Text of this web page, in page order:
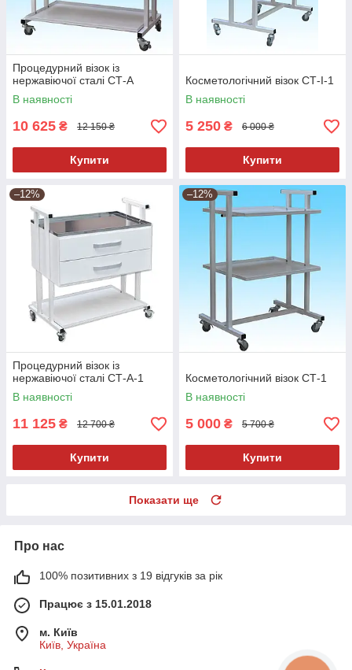
Процедурний візок із
нержавіючої сталі СТ-А
В наявності
10 625 ₴ 12 150 ₴
Купити
Косметологічний візок СТ-I-1
В наявності
5 250 ₴ 6 000 ₴
Купити
–12%
Процедурний візок із
нержавіючої сталі СТ-А-1
В наявності
11 125 ₴ 12 700 ₴
Купити
–12%
Косметологічний візок СТ-1
В наявності
5 000 ₴ 5 700 ₴
Купити
Показати ще
Про нас
100% позитивних з 19 відгуків за рік
Працює з 15.01.2018
м. Київ
Київ, Україна